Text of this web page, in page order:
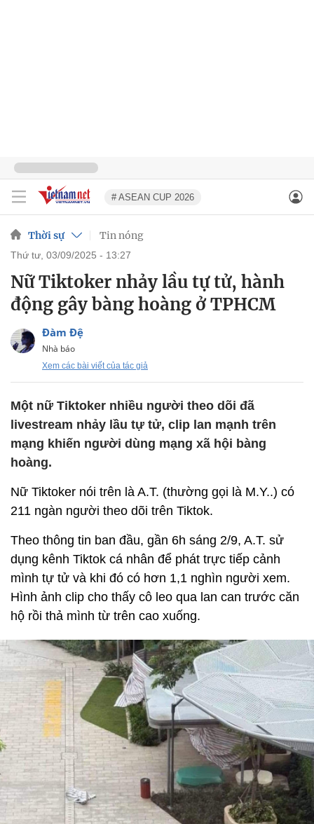
# ASEAN CUP 2026
Thời sự Tin nóng
thứ tư, 03/09/2025 - 13:27
Nữ Tiktoker nhảy lầu tự tử, hành
động gây bàng hoàng ở TPHCM
Đàm Đệ
Nhà báo
Xem các bài viết của tác giả
Một nữ Tiktoker nhiều người theo dõi đã
livestream nhảy lầu tự tử, clip lan mạnh trên
mạng khiến người dùng mạng xã hội bàng
hoàng.
Nữ Tiktoker nói trên là A.T. (thường gọi là M.Y..) có
211 ngàn người theo dõi trên Tiktok.
Theo thông tin ban đầu, gần 6h sáng 2/9, A.T. sử
dụng kênh Tiktok cá nhân để phát trực tiếp cảnh
mình tự tử và khi đó có hơn 1,1 nghìn người xem.
Hình ảnh clip cho thấy cô leo qua lan can trước căn
hộ rồi thả mình từ trên cao xuống.